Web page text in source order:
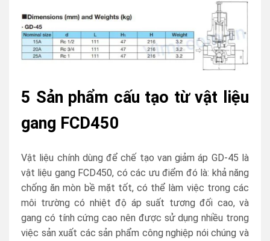
5 Sản phẩm cấu tạo từ vật liệu
gang FCD450
Vật liệu chính dùng để chế tạo van giảm áp GD-45 là
vật liệu gang FCD450, có các ưu điểm đó là: khả năng
chống ăn mòn bề mặt tốt, có thể làm việc trong các
môi trường có nhiệt độ áp suất tương đối cao, và
gang có tính cứng cao nên được sử dụng nhiều trong
việc sản xuất các sản phẩm công nghiệp nói chúng và